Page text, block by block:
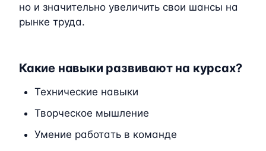
но и значительно увеличить свои шансы на
рынке труда.
Какие навыки развивают на курсах?
Технические навыки
Творческое мышление
Умение работать в команде